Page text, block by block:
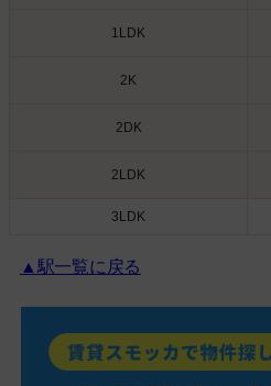
1LDK
2K
2DK
2LDK
3LDK
▲駅一覧に戻る